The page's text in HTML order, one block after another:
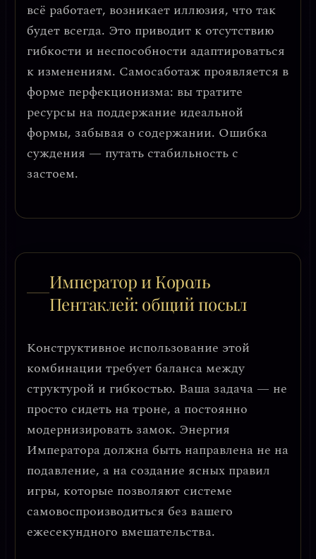
всё работает, возникает иллюзия, что так
будет всегда. Это приводит к отсутствию
гибкости и неспособности адаптироваться
к изменениям. Самосаботаж проявляется в
форме перфекционизма: вы тратите
ресурсы на поддержание идеальной
формы, забывая о содержании. Ошибка
суждения — путать стабильность с
застоем.
Император и Король
Пентаклей: общий посыл
Конструктивное использование этой
комбинации требует баланса между
структурой и гибкостью. Ваша задача — не
просто сидеть на троне, а постоянно
модернизировать замок. Энергия
Императора должна быть направлена не на
подавление, а на создание ясных правил
игры, которые позволяют системе
самовоспроизводиться без вашего
ежесекундного вмешательства.